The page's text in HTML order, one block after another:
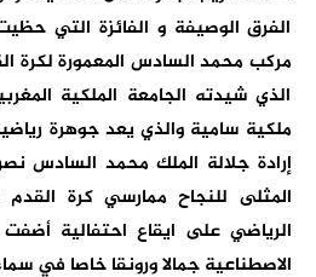
الفرق الوصيفة و الفائزة التي
مركب محمد السادس المعمورة لكرة
الذي شيدته الجامعة الملكية
ملكية سامية والذي يعد جوهرة
إرادة جلالة الملك محمد السادس
المثلى للنجاح ممارسي كرة
الرياضي على ايقاع احتفالية
الاصطناعية جمالا ورونقا خاصا في